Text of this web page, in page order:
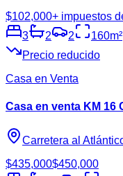
$102,000+ impuestos
3
2 2 160m²
Precio reducido
Casa en Venta
Casa en venta KM 16
Carretera al
$435,000$450,000